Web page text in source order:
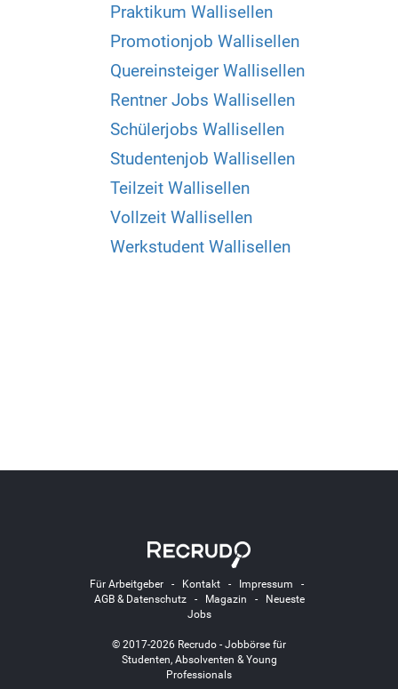
Praktikum Wallisellen
Promotionjob Wallisellen
Quereinsteiger Wallisellen
Rentner Jobs Wallisellen
Schülerjobs Wallisellen
Studentenjob Wallisellen
Teilzeit Wallisellen
Vollzeit Wallisellen
Werkstudent Wallisellen
Für Arbeitgeber- Kontakt- Impressum -
AGB & Datenschutz- Magazin -
Neueste
Jobs
© 2017-2026 Recrudo - Jobbörse für
Studenten, Absolventen & Young
Professionals